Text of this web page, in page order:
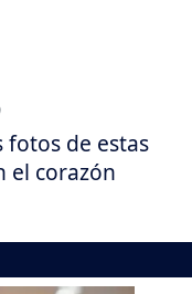
fotos de estas
el corazón